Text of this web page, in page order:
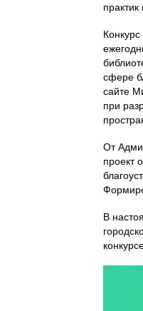
сфере
сайте
при
От
проект
В